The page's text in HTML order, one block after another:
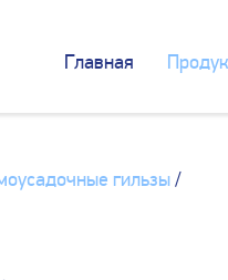
Главная
гильзы/